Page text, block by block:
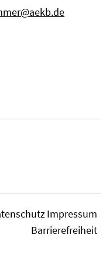
Impressum
Barrierefreiheit